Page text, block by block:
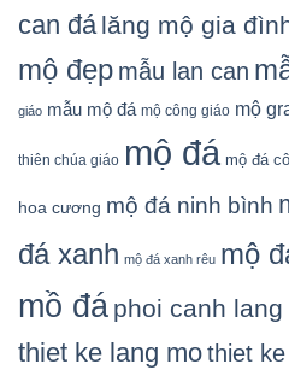
can đá lăng mộ gia
mộ đẹp mẫu lan can
giáo mẫu mộ đá mộ công giáo mộ
thiên chúa giáo mộ đá mộ đá
hoa cương mộ đá ninh bình
đá xanh mộ đá xanh rêu mộ
mồ đá phoi canh lang
thiet ke lang mothiet